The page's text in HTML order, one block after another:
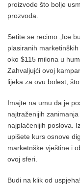
proizvode što bolje
prozvoda.
Setite se recimo „Ice
plasiranih
oko $115 milona u
Zahvaljujći ovoj
lijeka za ovu bolest,
Imajte na umu da je
najtraženijih
najplaćenijih poslova.
upišete kurs osnove
marketnške vještine i
ovoj sferi.
Budi na klik od uspjeha!